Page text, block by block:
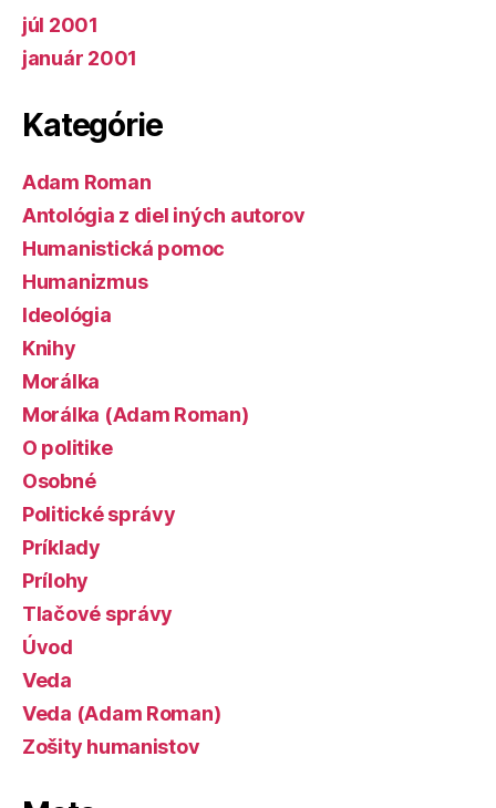
júl 2001
január 2001
Kategórie
Adam Roman
Antológia z diel iných autorov
Humanistická pomoc
Humanizmus
Ideológia
Knihy
Morálka
Morálka (Adam Roman)
O politike
Osobné
Politické správy
Príklady
Prílohy
Tlačové správy
Úvod
Veda
Veda (Adam Roman)
Zošity humanistov